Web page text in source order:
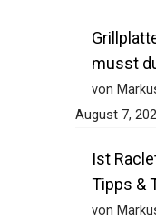
musst
von
August 7,
Ist
Tipps &
von